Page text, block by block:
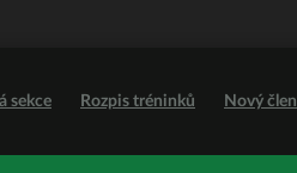
sekce Rozpis tréninků Nový člen